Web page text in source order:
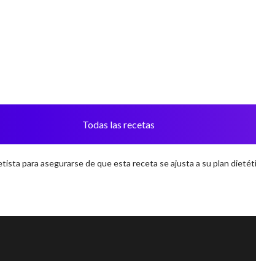
Todas las recetas
para asegurarse de que esta receta se ajusta a su plan